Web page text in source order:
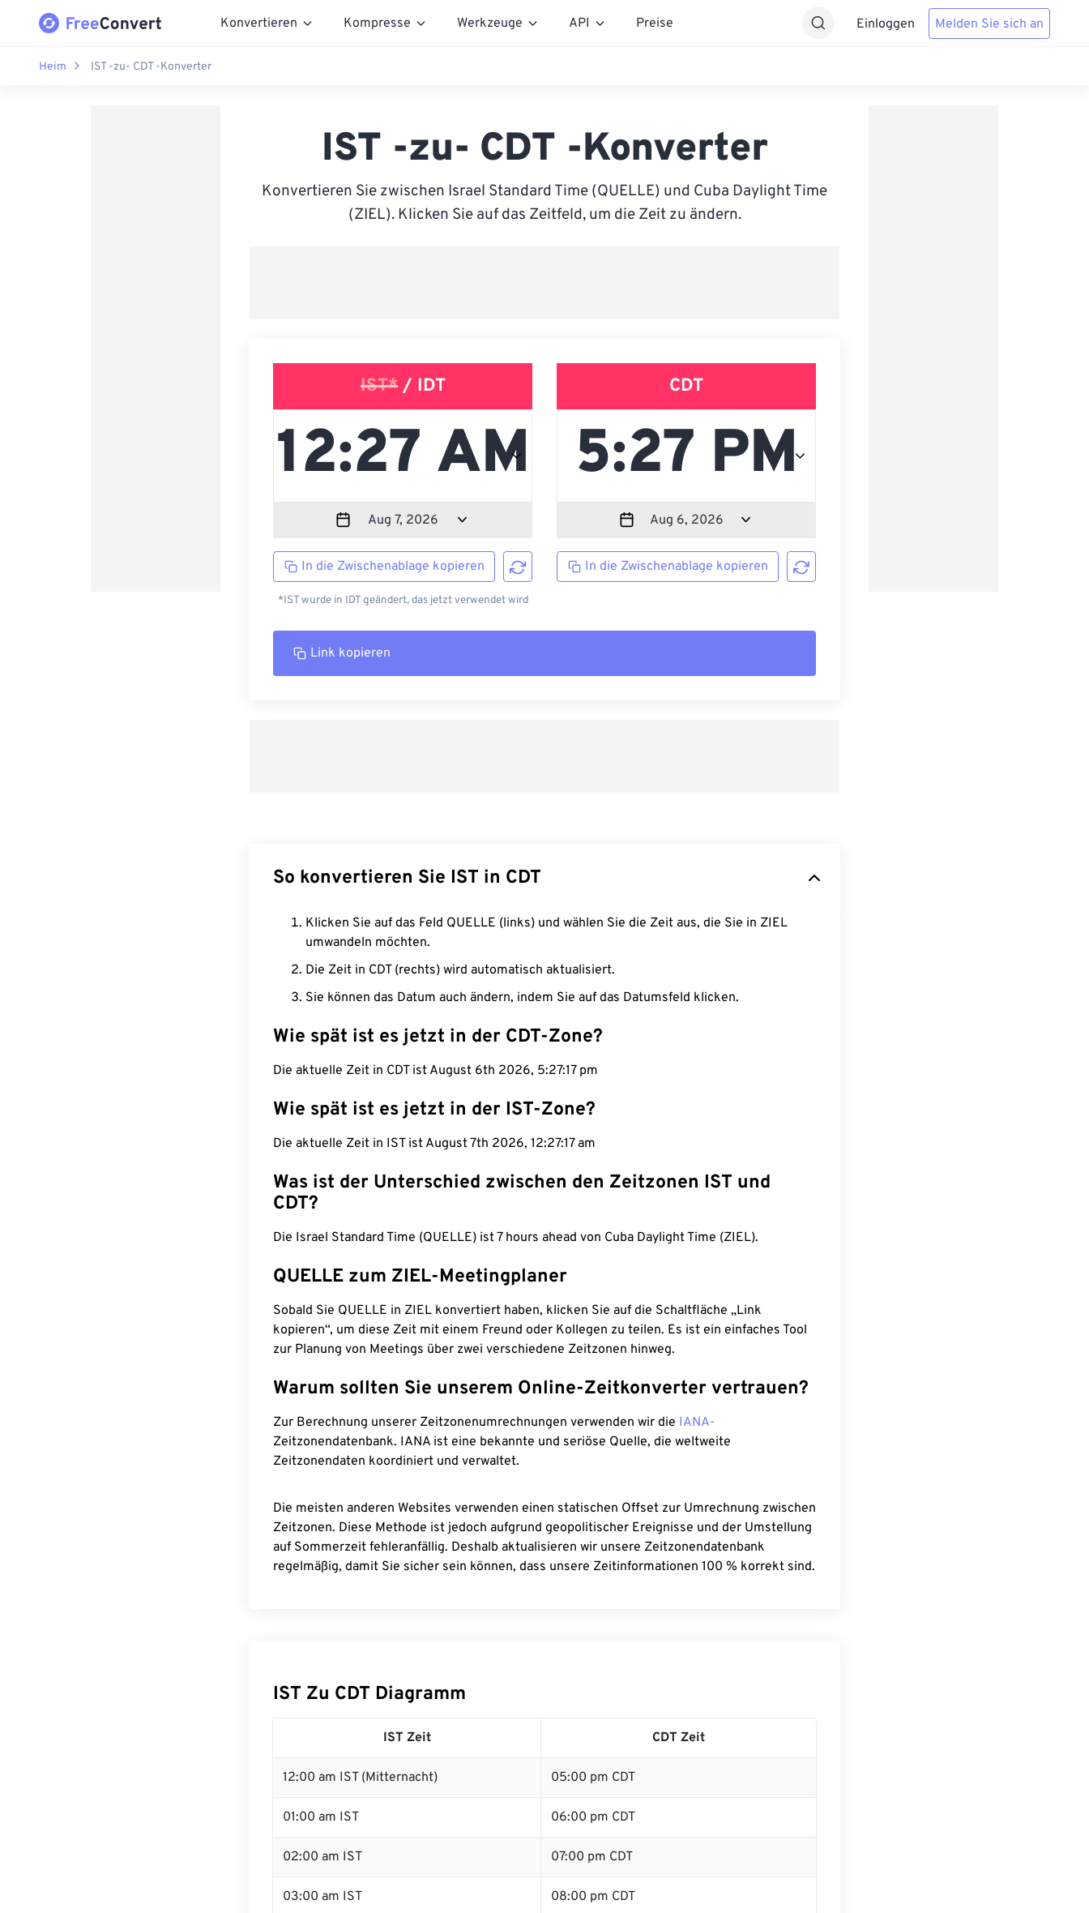
Konvertieren Kompresse Werkzeuge API Preise Einloggen Melden Sie sich an
Heim IST -zu- CDT -Konverter
IST -zu- CDT -Konverter
Konvertieren Sie zwischen Israel Standard Time (QUELLE) und Cuba Daylight Time
(ZIEL). Klicken Sie auf das Zeitfeld, um die Zeit zu ändern.
IST*/ IDT
In die Zwischenablage kopieren
*IST wurde in IDT geändert, das jetzt verwendet wird
CDT
In die Zwischenablage kopieren
Link kopieren
So konvertieren Sie IST in CDT
Klicken Sie auf das Feld QUELLE (links) und wählen Sie die Zeit aus, die Sie in ZIEL
umwandeln möchten.
Die Zeit in CDT (rechts) wird automatisch aktualisiert.
Sie können das Datum auch ändern, indem Sie auf das Datumsfeld klicken.
Wie spät ist es jetzt in der CDT-Zone?
Die aktuelle Zeit in CDT ist August 6th 2026, 5:27:18 pm
Wie spät ist es jetzt in der IST-Zone?
Die aktuelle Zeit in IST ist August 7th 2026, 12:27:18 am
Was ist der Unterschied zwischen den Zeitzonen IST und
CDT?
Die Israel Standard Time (QUELLE) ist 7 hours ahead von Cuba Daylight Time (ZIEL).
QUELLE zum ZIEL-Meetingplaner
Sobald Sie QUELLE in ZIEL konvertiert haben, klicken Sie auf die Schaltfläche „Link
kopieren“, um diese Zeit mit einem Freund oder Kollegen zu teilen. Es ist ein einfaches Tool
zur Planung von Meetings über zwei verschiedene Zeitzonen hinweg.
Warum sollten Sie unserem Online-Zeitkonverter vertrauen?
Zur Berechnung unserer Zeitzonenumrechnungen verwenden wir die IANA-
Zeitzonendatenbank. IANA ist eine bekannte und seriöse Quelle, die weltweite
Zeitzonendaten koordiniert und verwaltet.
Die meisten anderen Websites verwenden einen statischen Offset zur Umrechnung zwischen
Zeitzonen. Diese Methode ist jedoch aufgrund geopolitischer Ereignisse und der Umstellung
auf Sommerzeit fehleranfällig. Deshalb aktualisieren wir unsere Zeitzonendatenbank
regelmäßig, damit Sie sicher sein können, dass unsere Zeitinformationen 100 % korrekt sind.
IST Zu CDT Diagramm
IST Zeit CDT Zeit
12:00 am IST (Mitternacht) 05:00 pm CDT
01:00 am IST 06:00 pm CDT
02:00 am IST 07:00 pm CDT
03:00 am IST 08:00 pm CDT